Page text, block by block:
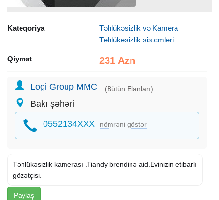
Kateqoriya
Təhlükəsizlik və Kamera
Təhlükəsizlik sistemləri
Qiymət 231 Azn
Logi Group MMC (Bütün Elanları)
Bakı şəhəri
0552134XXX nömrəni göstər
Təhlükəsizlik kamerası .Tiandy brendinə aid.Evinizin etibarlı
gözətçisi.
Paylaş